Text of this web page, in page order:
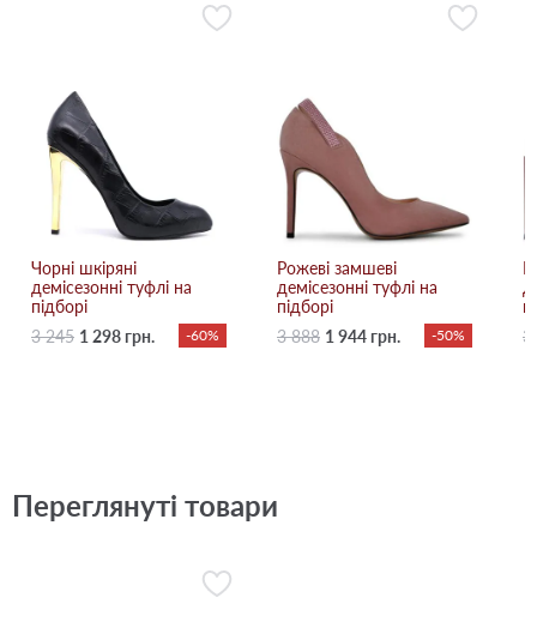
Чорні шкіряні
демісезонні туфлі на
підборі
3 245 1 298 грн. -60%
Рожеві замшеві
демісезонні туфлі на
підборі
3 888 1 944 грн. -50%
3
Переглянуті товари